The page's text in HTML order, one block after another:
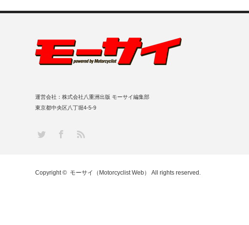
運営会社：株式会社八重洲出版 モーサイ編集部
東京都中央区八丁堀4-5-9
Twitter Facebook
RSS
Copyright © モーサイ（Motorcyclist Web） All rights reserved.